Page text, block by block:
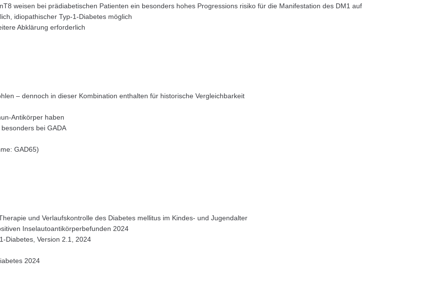
weisen bei prädiabetischen Patienten ein besonders hohes Progressions risiko für die Manifestation des DM1 auf
idiopathischer Typ-1-Diabetes möglich
Abklärung erforderlich
– dennoch in dieser Kombination enthalten für historische Vergleichbarkeit
Antikörper haben
bei GADA
GAD65)
und Verlaufskontrolle des Diabetes mellitus im Kindes- und Jugendalter
Inselautoantikörperbefunden 2024
Diabetes, Version 2.1, 2024
2024